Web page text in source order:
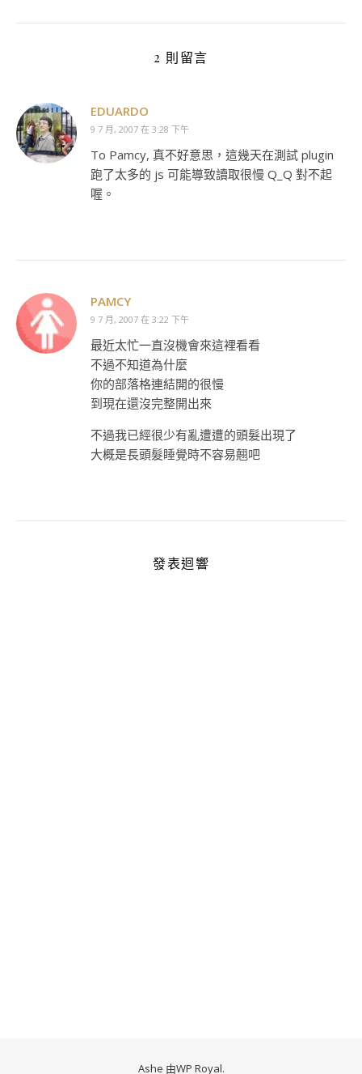
2 則留言
EDUARDO
9 7 月, 2007 在 3:28 下午
To Pamcy, 真不好意思，這幾天在測試 plugin
跑了太多的 js 可能導致讀取很慢 Q_Q 對不起
喔。
PAMCY
9 7 月, 2007 在 3:22 下午
最近太忙一直沒機會來這裡看看
不過不知道為什麼
你的部落格連結開的很慢
到現在還沒完整開出來
不過我已經很少有亂遭遭的頭髮出現了
大概是長頭髮睡覺時不容易翹吧
發表迴響
Ashe 由WP Royal.